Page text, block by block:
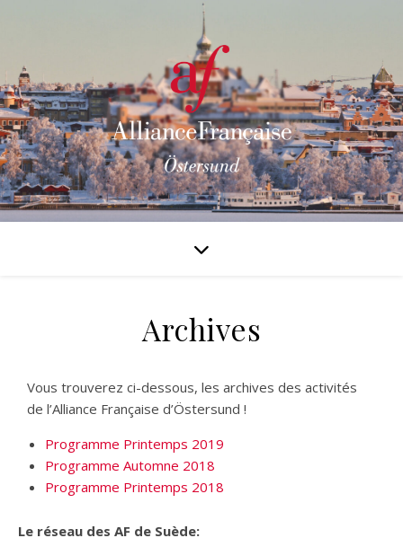
Archives
Vous trouverez ci-dessous, les archives des activités
de l’Alliance Française d’Östersund !
Programme Printemps 2019
Programme Automne 2018
Programme Printemps 2018
Le réseau des AF de Suède: